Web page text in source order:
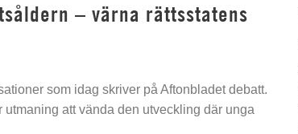
– värna rättsstatens
som idag skriver på Aftonbladet debatt.
utmaning att vända den utveckling där unga